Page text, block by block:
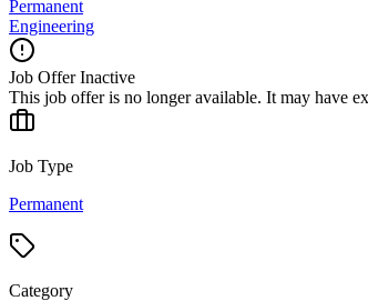
Permanent
Engineering
Job Offer Inactive
This job offer is no longer available. It may have
Job Type
Permanent
Category